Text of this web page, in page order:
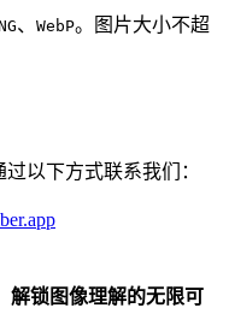
、 WebP。图片大小不超
以下方式联系我们：
解锁图像理解的无限可